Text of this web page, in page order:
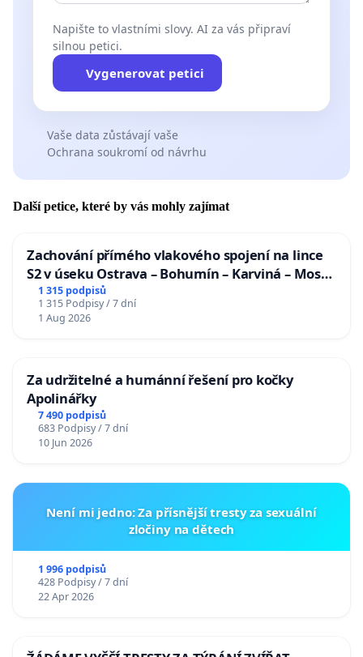
Napište to vlastními slovy. AI za vás připraví
silnou petici.
Vygenerovat petici
Vaše data zůstávají vaše
Ochrana soukromí od návrhu
Další petice, které by vás mohly zajímat
Zachování přímého vlakového spojení na lince
S2 v úseku Ostrava – Bohumín – Karviná – Mosty
u Jablunkova
1 315 podpisů
1 315 Podpisy / 7 dní
1 Aug 2026
Za udržitelné a humánní řešení pro kočky
Apolinářky
7 490 podpisů
683 Podpisy / 7 dní
10 Jun 2026
Není mi jedno: Za přísnější tresty za sexuální
zločiny na dětech
1 996 podpisů
428 Podpisy / 7 dní
22 Apr 2026